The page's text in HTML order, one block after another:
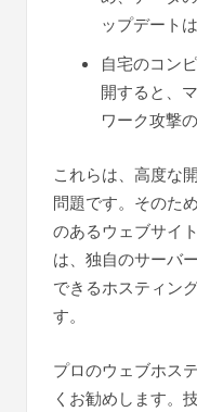
ップデート
自宅のコン
開すると、
ワーク攻撃
これらは、高度な
問題です。そのた
のあるウェブサイ
は、独自のサーバ
できるホスティン
す。
プロのウェブホス
くお勧めします。